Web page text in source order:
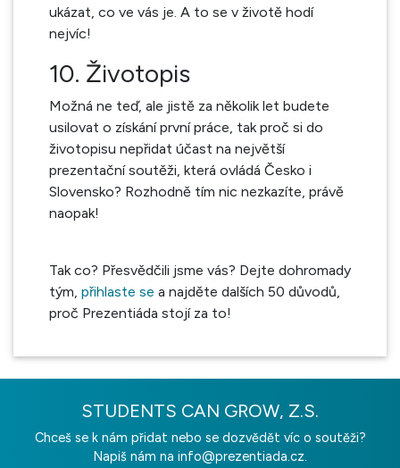
ukázat, co ve vás je. A to se v životě hodí
nejvíc!
10. Životopis
Možná ne teď, ale jistě za několik let budete
usilovat o získání první práce, tak proč si do
životopisu nepřidat účast na největší
prezentační soutěži, která ovládá Česko i
Slovensko? Rozhodně tím nic nezkazíte, právě
naopak!
Tak co? Přesvědčili jsme vás? Dejte dohromady
tým, přihlaste se a najděte dalších 50 důvodů,
proč Prezentiáda stojí za to!
STUDENTS CAN GROW, Z.S.
Chceš se k nám přidat nebo se dozvědět víc o soutěži?
Napiš nám na info@prezentiada.cz.